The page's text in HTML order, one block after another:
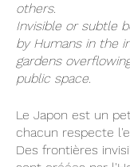
others.
Invisible or subtle
by Humans in the
gardens
public space.
Le Japon est un
chacun respecte
Des frontières